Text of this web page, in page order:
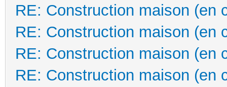
RE: Construction maison (en
RE: Construction maison (en
RE: Construction maison (en
RE: Construction maison (en